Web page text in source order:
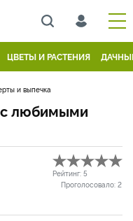
ЦВЕТЫ И РАСТЕНИЯ
и выпечка
с любимыми
Рейтинг: 5
Проголосовало: 2